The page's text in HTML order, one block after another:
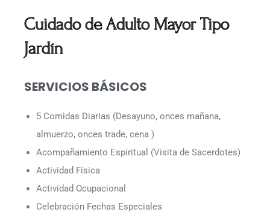
Cuidado de Adulto Mayor Tipo
Jardín
SERVICIOS BÁSICOS
5 Comidas Diarias (Desayuno, onces mañana,
almuerzo, onces trade, cena )
Acompañamiento Espiritual (Visita de Sacerdotes)
Actividad Física
Actividad Ocupacional
Celebración Fechas Especiales